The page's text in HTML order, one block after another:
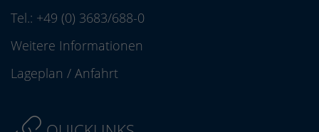
Tel.: +49 (0) 3683/688-0
Weitere Informationen
Lageplan / Anfahrt